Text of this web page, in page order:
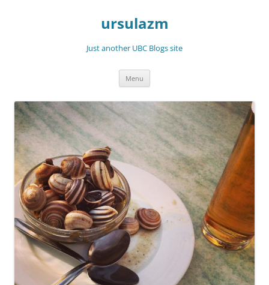
ursulazm
Just another UBC Blogs site
Menu